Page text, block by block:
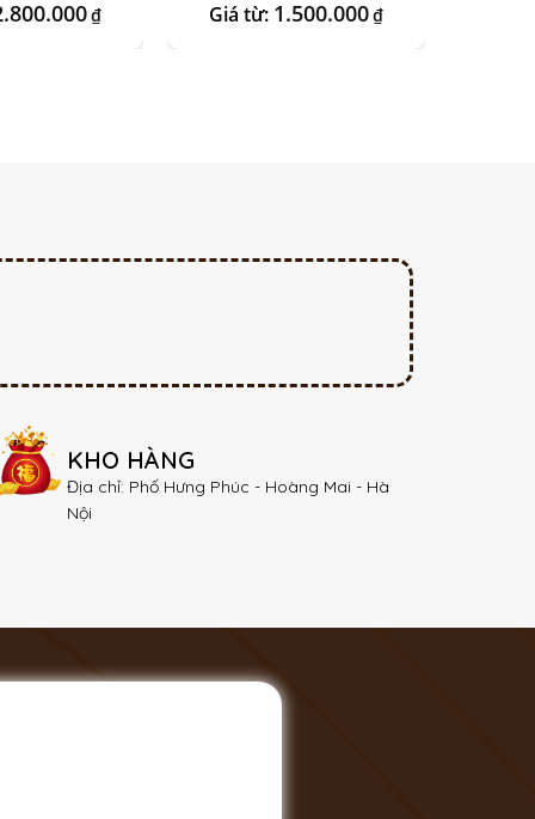
₫ Giá từ: 1.500.000₫
KHO HÀNG
Địa chỉ: Phố Hưng Phúc - Hoàng Mai - Hà
Nội